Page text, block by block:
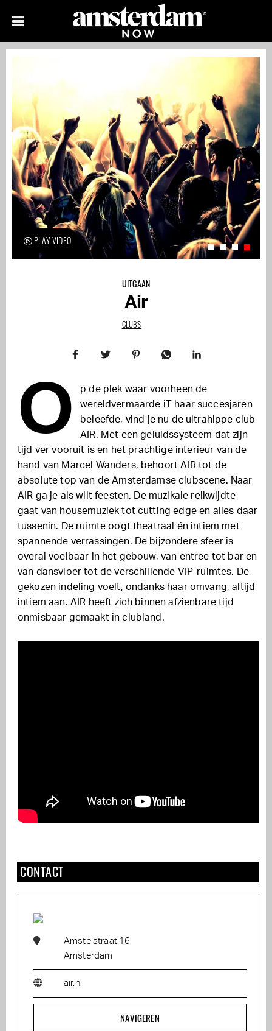
UITGAAN
Air
CLUBS
PLAY VIDEO
O
p de plek waar voorheen de
wereldvermaarde iT haar succesjaren
beleefde, vind je nu de ultrahippe club
AIR. Met een geluidssysteem dat zijn
tijd ver vooruit is en het prachtige interieur van de
hand van Marcel Wanders, behoort AIR tot de
absolute top van de Amsterdamse clubscene. Naar
AIR ga je als wilt feesten. De muzikale reikwijdte
gaat van housemuziek tot cutting edge en alles daar
tussenin. De ruimte oogt theatraal én intiem met
spannende verrassingen. De bijzondere sfeer is
overal voelbaar in het gebouw, van entree tot bar en
van dansvloer tot de verschillende VIP-ruimtes. De
gekozen indeling voelt, ondanks haar omvang, altijd
intiem aan. AIR heeft zich binnen afzienbare tijd
onmisbaar gemaakt in clubland.
CONTACT
Amstelstraat 16,
Amsterdam
air.nl
NAVIGEREN